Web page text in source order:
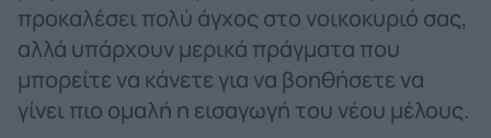
προκαλέσει πολύ άγχος στο νοικοκυριό σας,
αλλά υπάρχουν μερικά πράγματα που
μπορείτε να κάνετε για να βοηθήσετε να
γίνει πιο ομαλή η εισαγωγή του νέου μέλους.